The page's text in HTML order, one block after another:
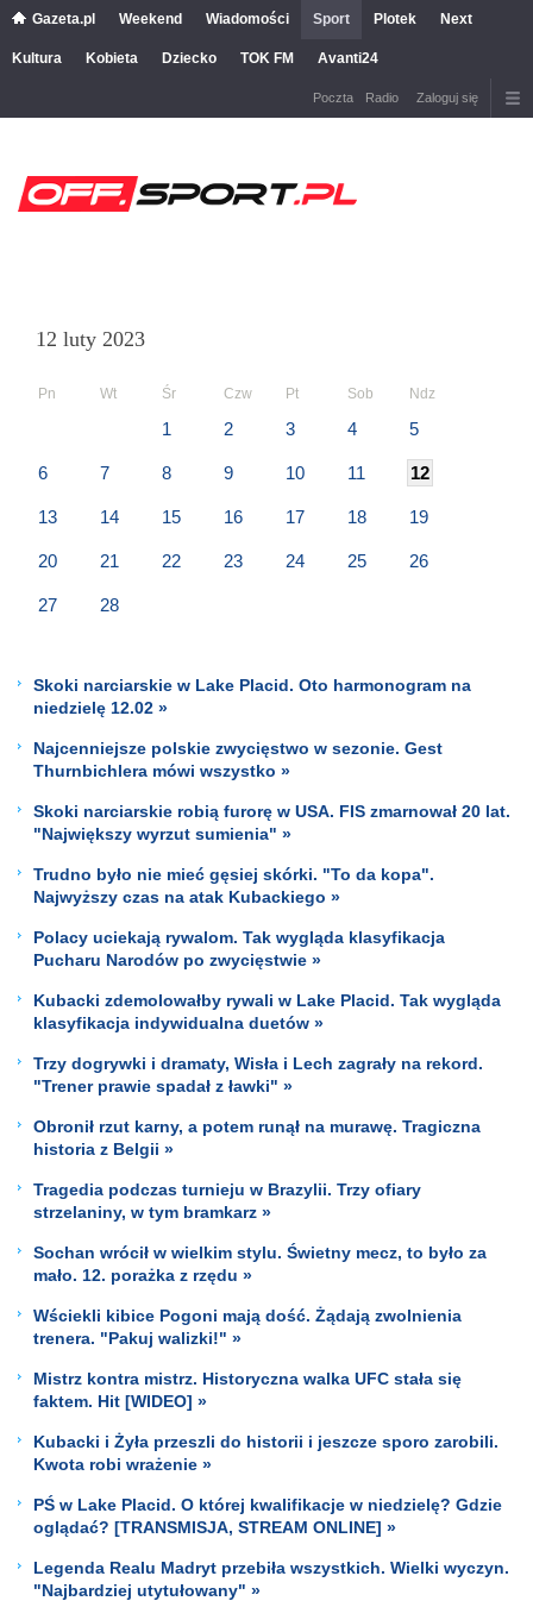
Gazeta.pl Weekend Wiadomości Sport Plotek Next
Kultura Kobieta Dziecko TOK FM Avanti24
Poczta Radio Zaloguj się
12 luty 2023
Pn Wt Śr Czw Pt Sob Ndz
1 2 3 4 5
6 7 8 9 10 11 12
13 14 15 16 17 18 19
20 21 22 23 24 25 26
27 28
Skoki narciarskie w Lake Placid. Oto harmonogram na
niedzielę 12.02 »
Najcenniejsze polskie zwycięstwo w sezonie. Gest
Thurnbichlera mówi wszystko »
Skoki narciarskie robią furorę w USA. FIS zmarnował 20 lat.
"Największy wyrzut sumienia" »
Trudno było nie mieć gęsiej skórki. "To da kopa".
Najwyższy czas na atak Kubackiego »
Polacy uciekają rywalom. Tak wygląda klasyfikacja
Pucharu Narodów po zwycięstwie »
Kubacki zdemolowałby rywali w Lake Placid. Tak wygląda
klasyfikacja indywidualna duetów »
Trzy dogrywki i dramaty, Wisła i Lech zagrały na rekord.
"Trener prawie spadał z ławki" »
Obronił rzut karny, a potem runął na murawę. Tragiczna
historia z Belgii »
Tragedia podczas turnieju w Brazylii. Trzy ofiary
strzelaniny, w tym bramkarz »
Sochan wrócił w wielkim stylu. Świetny mecz, to było za
mało. 12. porażka z rzędu »
Wściekli kibice Pogoni mają dość. Żądają zwolnienia
trenera. "Pakuj walizki!" »
Mistrz kontra mistrz. Historyczna walka UFC stała się
faktem. Hit [WIDEO] »
Kubacki i Żyła przeszli do historii i jeszcze sporo zarobili.
Kwota robi wrażenie »
PŚ w Lake Placid. O której kwalifikacje w niedzielę? Gdzie
oglądać? [TRANSMISJA, STREAM ONLINE] »
Legenda Realu Madryt przebiła wszystkich. Wielki wyczyn.
"Najbardziej utytułowany" »